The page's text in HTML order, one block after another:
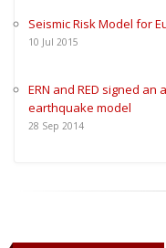
Seismic Risk Model for
10 Jul 2015
ERN and RED signed
earthquake model
28 Sep 2014